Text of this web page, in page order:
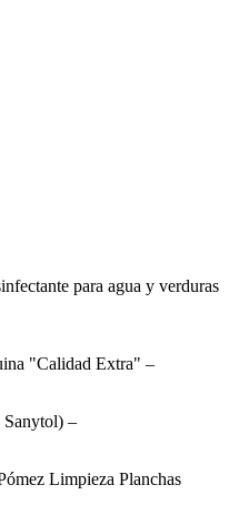
para agua y verduras
"Calidad Extra" –
–
Limpieza Planchas